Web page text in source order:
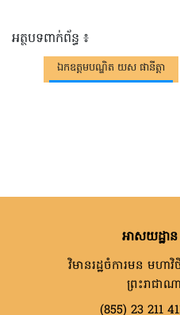
អត្ថបទពាក់ព័ន្ធ ៖
ឯកឧត្តមបណ្ឌិត យស ផានីត្តា
អាសយដ្ឋា
វិមានរដ្ឋចំការមន មហាវិ
ព្រះរាជាណ
(855) 23 211